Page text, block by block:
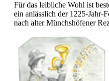
Für das leibliche Wohl ist
ein anlässlich der 1225-Jahr-
nach alter Münchshöfener